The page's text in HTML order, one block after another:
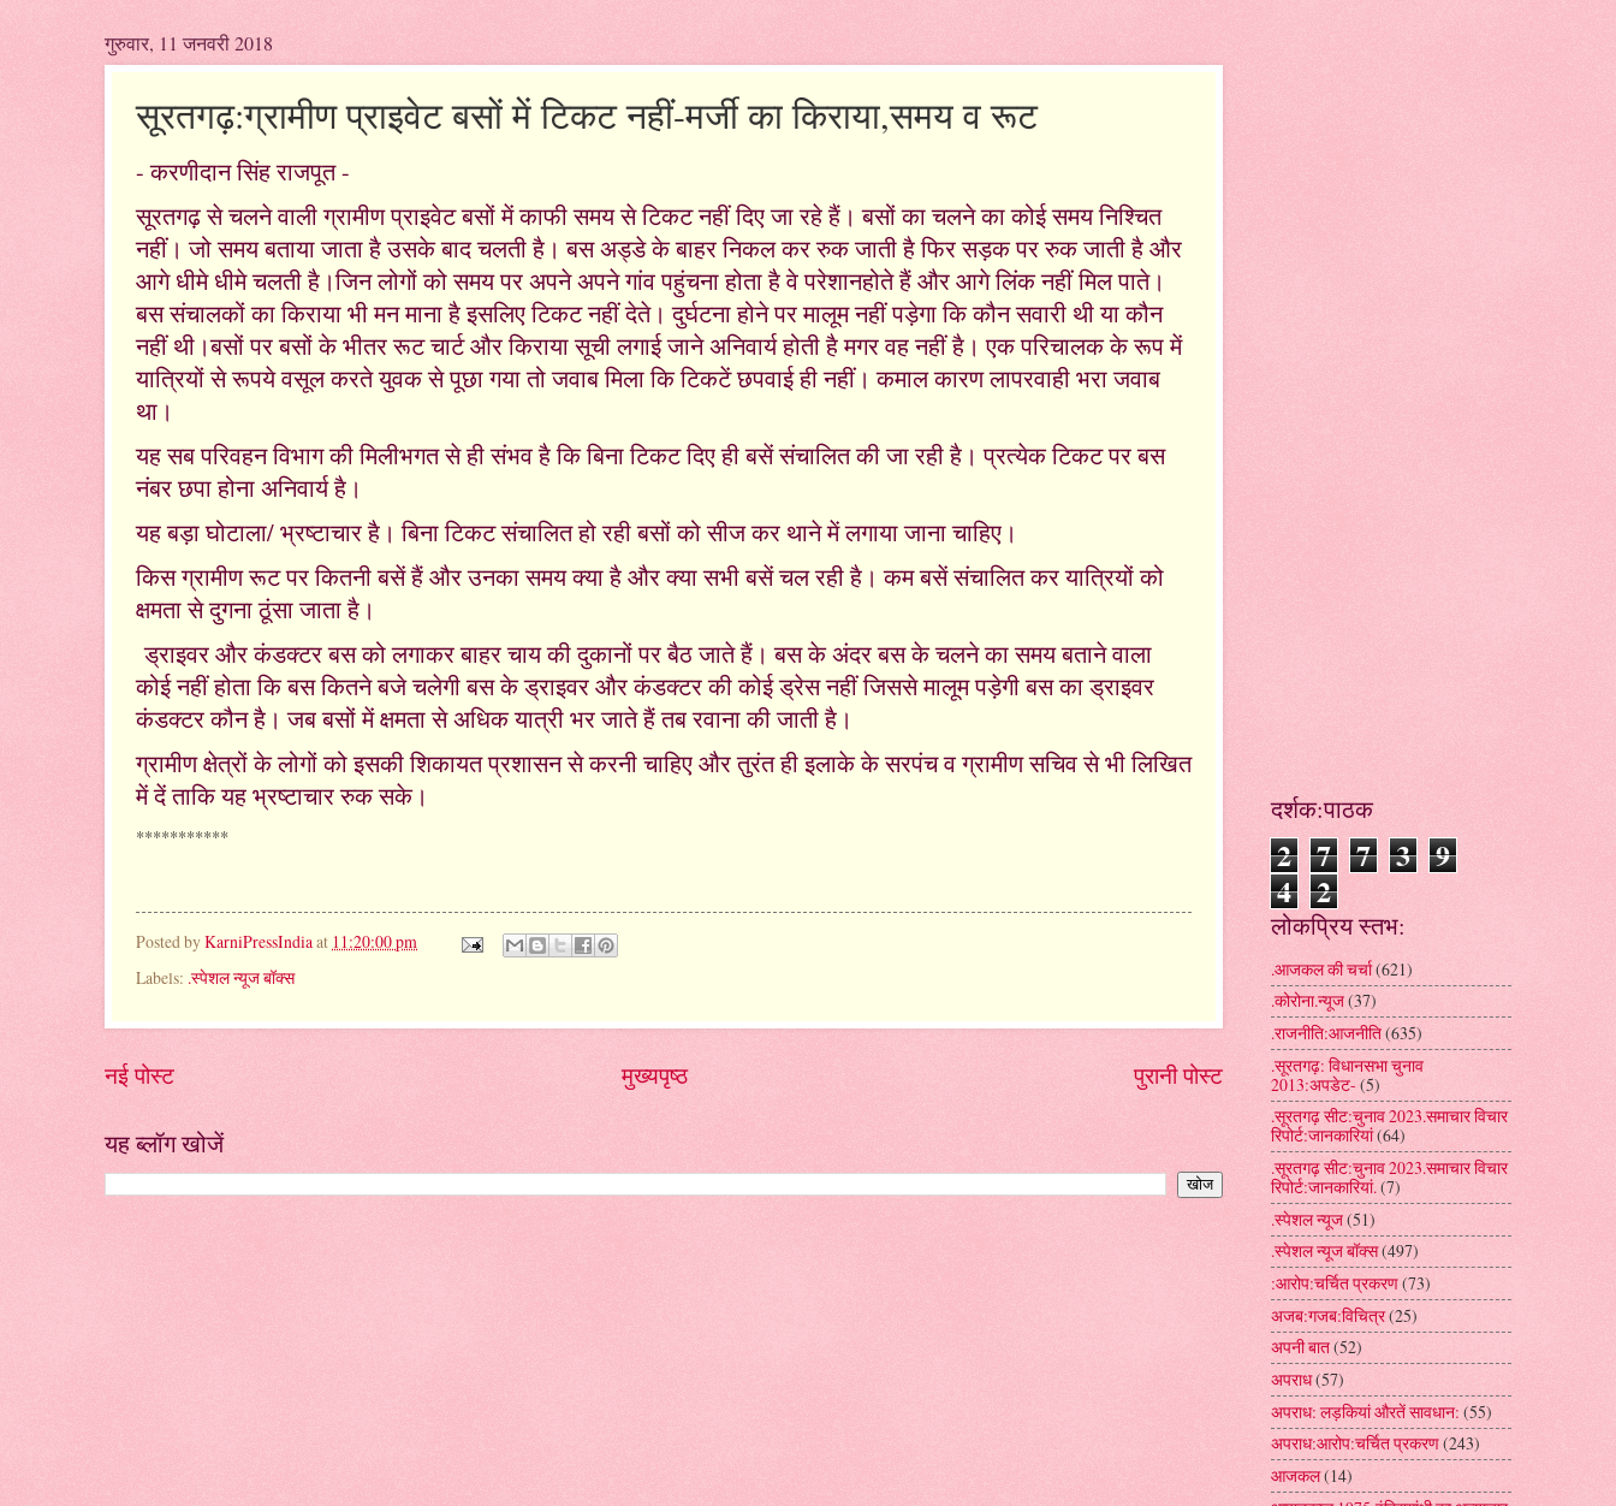
गुरुवार, 11 जनवरी 2018
सूरतगढ़:ग्रामीण प्राइवेट बसों में टिकट नहीं-मर्जी का किराया,समय व रूट
- करणीदान सिंह राजपूत -
सूरतगढ़ से चलने वाली ग्रामीण प्राइवेट बसों में काफी समय से टिकट नहीं दिए जा रहे हैं। बसों का चलने का कोई समय निश्चित
नहीं। जो समय बताया जाता है उसके बाद चलती है। बस अड्डे के बाहर निकल कर रुक जाती है फिर सड़क पर रुक जाती है और
आगे धीमे धीमे चलती है।जिन लोगों को समय पर अपने अपने गांव पहुंचना होता है वे परेशानहोते हैं और आगे लिंक नहीं मिल पाते।
बस संचालकों का किराया भी मन माना है इसलिए टिकट नहीं देते। दुर्घटना होने पर मालूम नहीं पड़ेगा कि कौन सवारी थी या कौन
नहीं थी।बसों पर बसों के भीतर रूट चार्ट और किराया सूची लगाई जाने अनिवार्य होती है मगर वह नहीं है। एक परिचालक के रूप में
यात्रियों से रूपये वसूल करते युवक से पूछा गया तो जवाब मिला कि टिकटें छपवाई ही नहीं। कमाल कारण लापरवाही भरा जवाब
था।
यह सब परिवहन विभाग की मिलीभगत से ही संभव है कि बिना टिकट दिए ही बसें संचालित की जा रही है। प्रत्येक टिकट पर बस
नंबर छपा होना अनिवार्य है।
यह बड़ा घोटाला/ भ्रष्टाचार है। बिना टिकट संचालित हो रही बसों को सीज कर थाने में लगाया जाना चाहिए।
किस ग्रामीण रूट पर कितनी बसें हैं और उनका समय क्या है और क्या सभी बसें चल रही है। कम बसें संचालित कर यात्रियों को
क्षमता से दुगना ठूंसा जाता है।
ड्राइवर और कंडक्टर बस को लगाकर बाहर चाय की दुकानों पर बैठ जाते हैं। बस के अंदर बस के चलने का समय बताने वाला
कोई नहीं होता कि बस कितने बजे चलेगी बस के ड्राइवर और कंडक्टर की कोई ड्रेस नहीं जिससे मालूम पड़ेगी बस का ड्राइवर
कंडक्टर कौन है। जब बसों में क्षमता से अधिक यात्री भर जाते हैं तब रवाना की जाती है।
ग्रामीण क्षेत्रों के लोगों को इसकी शिकायत प्रशासन से करनी चाहिए और तुरंत ही इलाके के सरपंच व ग्रामीण सचिव से भी लिखित
में दें ताकि यह भ्रष्टाचार रुक सके।
***********
Posted byKarniPressIndiaat 11:20:00 pm
Labels: .स्पेशल न्यूज बॉक्स
नई पोस्ट पुरानी पोस्ट
मुख्यपृष्ठ
यह ब्लॉग खोजें
दर्शक:पाठक
2 7 7 3 9
4 2
लोकप्रिय स्तभ:
.आजकल की चर्चा(621)
.कोरोना.न्यूज(37)
.राजनीति:आजनीति(635)
.सूरतगढ़: विधानसभा चुनाव
2013:अपडेट- (5)
.सूरतगढ़ सीट:चुनाव 2023.समाचार विचार
रिपोर्ट:जानकारियां(64)
.सूरतगढ़ सीट:चुनाव 2023.समाचार विचार
रिपोर्ट:जानकारियां.(7)
.स्पेशल न्यूज(51)
.स्पेशल न्यूज बॉक्स(497)
:आरोप:चर्चित प्रकरण(73)
अजब:गजब:विचित्र(25)
अपनी बात(52)
अपराध(57)
अपराध: लड़कियां औरतें सावधान: (55)
अपराध:आरोप:चर्चित प्रकरण(243)
आजकल(14)